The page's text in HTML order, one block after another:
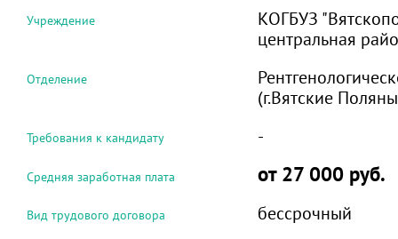
Учреждение
КОГБУЗ
центральная
Отделение
(г.Вятские
Требования к кандидату -
Средняя заработная плата от 27 000 руб.
Вид трудового договора бессрочный